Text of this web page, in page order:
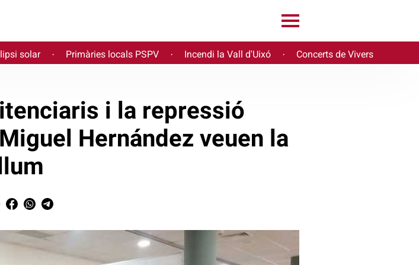
solar · Primàries locals PSPV · Incendi la Vall d'Uixó · Concerts de Vivers
i la repressió
Hernández veuen la